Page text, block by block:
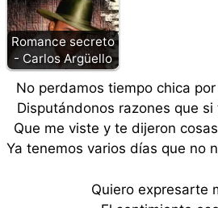
Romance secreto
- Carlos Argüello
No perdamos tiempo chica
Disputándonos razones que
Que me viste y te dijeron
Ya tenemos varios días que no
Quiero expresarte